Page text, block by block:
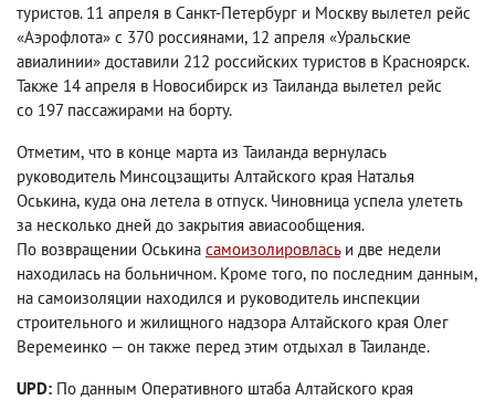
туристов. 11 апреля в Санкт-Петербург и Москву вылетел рейс
«Аэрофлота» с 370 россиянами, 12 апреля «Уральские
авиалинии» доставили 212 российских туристов в Красноярск.
Также 14 апреля в Новосибирск из Таиланда вылетел рейс
со 197 пассажирами на борту.
Отметим, что в конце марта из Таиланда вернулась
руководитель Минсоцзащиты Алтайского края Наталья
Оськина, куда она летела в отпуск. Чиновница успела улететь
за несколько дней до закрытия авиасообщения.
По возвращении Оськина самоизолировласьи две недели
находилась на больничном. Кроме того, по последним данным,
на самоизоляции находился и руководитель инспекции
строительного и жилищного надзора Алтайского края Олег
Веремеинко — он также перед этим отдыхал в Таиланде.
UPD: По данным Оперативного штаба Алтайского края